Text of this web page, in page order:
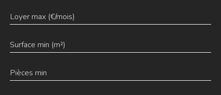
Loyer max (€/mois)
Surface min (m²)
Pièces min